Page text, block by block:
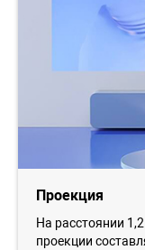
Проекция
На расстоянии
проекции